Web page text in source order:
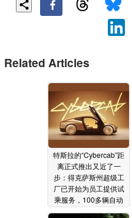
Related Articles
特斯拉的“Cybercab”距
离正式推出又近了一
步：得克萨斯州超级工
厂已开始为员工提供试
乘服务，100多辆自动